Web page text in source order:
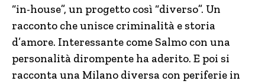
“in-house”, un progetto così “diverso”. Un
racconto che unisce criminalità e storia
d’amore. Interessante come Salmo con una
personalità dirompente ha aderito. E poi si
racconta una Milano diversa con periferie in